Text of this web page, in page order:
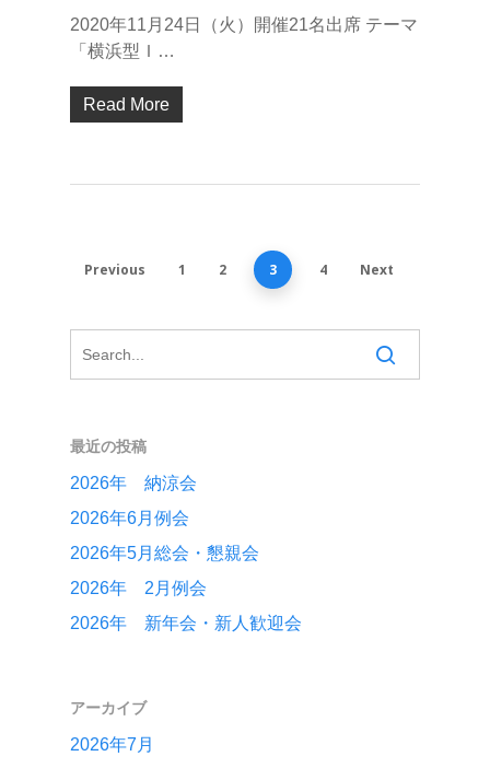
2020年11月24日（火）開催21名出席 テーマ
「横浜型Ｉ…
Read More
Previous 1 2 3 4 Next
最近の投稿
2026年 納涼会
2026年6月例会
2026年5月総会・懇親会
2026年 2月例会
2026年 新年会・新人歓迎会
アーカイブ
2026年7月